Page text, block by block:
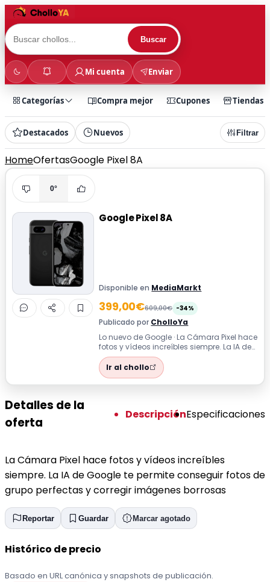
Buscar
Mi cuenta Enviar
Categorías Compra mejor Cupones Tiendas
Destacados Nuevos Filtrar
HomeOfertasGoogle Pixel 8A
0°
Google Pixel 8A
Disponible en MediaMarkt
399,00€609,00€ -34%
Publicado por CholloYa
Lo nuevo de Google · La Cámara Pixel hace
fotos y vídeos increíbles siempre. La IA de
Google te permite conseguir fot...
Ir al chollo
Detalles de la
oferta
DescripciónEspecificaciones
La Cámara Pixel hace fotos y vídeos increíbles
siempre. La IA de Google te permite conseguir fotos de
grupo perfectas y corregir imágenes borrosas
Reportar Guardar Marcar agotado
Histórico de precio
Basado en URL canónica y snapshots de publicación.